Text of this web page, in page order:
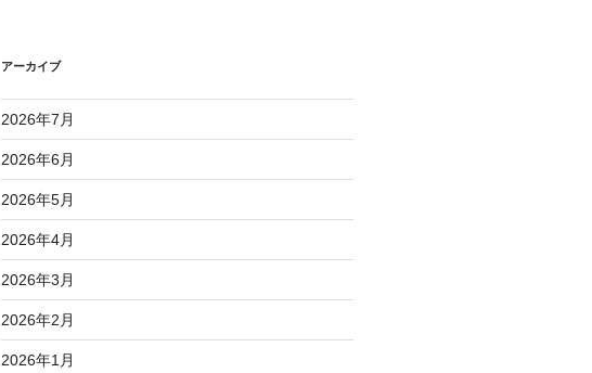
アーカイブ
2026年7月
2026年6月
2026年5月
2026年4月
2026年3月
2026年2月
2026年1月